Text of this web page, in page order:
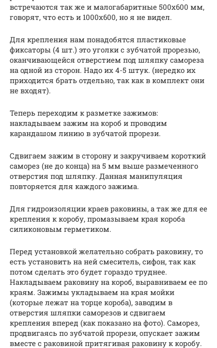
встречаются так же и малогабаритные 500х600 мм,
говорят, что есть и 1000х600, но я не видел.
Для крепления нам понадобятся пластиковые
фиксаторы (4 шт.) это уголки с зубчатой прорезью,
оканчивающейся отверстием под шляпку самореза
на одной из сторон. Надо их 4-5 штук. (нередко их
приходится брать отдельно, так как в комплект они
не входят).
Теперь переходим к разметке зажимов:
накладываем зажим на короб и проводим
карандашом линию в зубчатой прорези.
Сдвигаем зажим в сторону и закручиваем короткий
саморез (не до конца) на 5 мм выше размеченного
отверстия под шляпку. Данная манипуляция
повторяется для каждого зажима.
Для гидроизоляции краев раковины, а так же для ее
крепления к коробу, промазываем края короба
силиконовым герметиком.
Перед установкой желательно собрать раковину, то
есть установить на ней смеситель, сифон, так как
потом сделать это будет гораздо труднее.
Накладываем раковину на короб, выравниваем ее по
краям. Зажимы укладываем на края мойки
(которые лежат на торце короба), заводим в
отверстия шляпки саморезов и сдвигаем
крепления вперед (как показано на фото). Саморез,
продвигаясь по зубчатой прорези, опускает зажим
вместе с раковиной притягивая раковину к коробу.